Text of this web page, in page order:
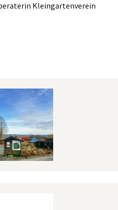
Kleingartenverein